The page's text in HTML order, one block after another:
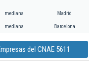
mediana Madrid
mediana Barcelona
del CNAE 5611